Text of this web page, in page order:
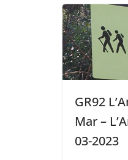
GR92
Mar –
03-2023